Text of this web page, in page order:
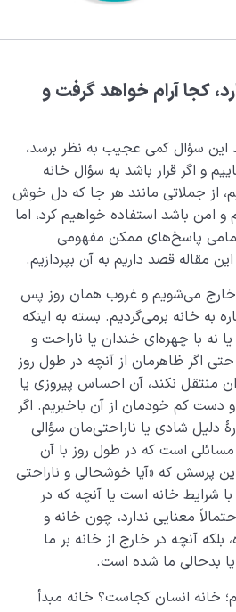
0/7
ما در این جهان چه
از خلقت انسان چه بوده؟
و پایانی که بدون شناخت آن‌ها
آن؛ قبل از تولد تا بعد از مرگ
و چگونه به وجود آمده ایم؟
قوس صعود یا مراحل زندگی
0/18
0/24
0/20
0/8
کجاآرام خواهدگرفت و
سؤال کمی عجیب به نظر برسد،
و اگر قرار باشد به سؤال خانه
از جملاتی مانند هر جا که دل خوش
و امن باشد استفاده خواهیم کرد، اما
پاسخ‌های ممکن مفهومی
مقاله قصد داریم به آن بپردازیم.
خارج می‌شویم و غروب همان روز پس
به خانه برمی‌گردیم. بسته به اینکه
نه با چهره‌ای خندان یا ناراحت و
حتی اگر ظاهرمان از آنچه در طول روز
منتقل نکند، آن احساس پیروزی یا
کم خودمان از آن باخبریم. اگر
دلیل شادی یا ناراحتی‌مان سؤالی
مسائلی است که در طول روز با آن
پرسش که «آیا خوشحالی و ناراحتی
شرایط خانه است یا آنچه که در
معنایی ندارد، چون خانه و
بلکه آنچه در خارج از خانه بر ما
بدحالی ما شده است.
خانه انسان کجاست؟ خانه مبدأ